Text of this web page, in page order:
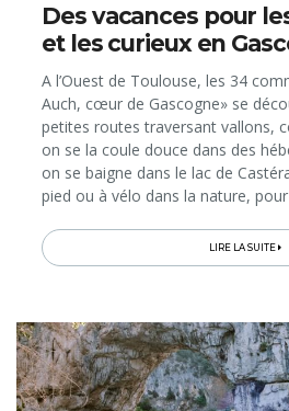
Des vacances pour
et les curieux en
A l’Ouest de Toulouse, les 34
Auch, cœur de Gascogne» se
petites routes traversant vallons,
on se la coule douce dans des
on se baigne dans le lac de
pied ou à vélo dans la nature,
et producteurs…
LIRE LA SUITE